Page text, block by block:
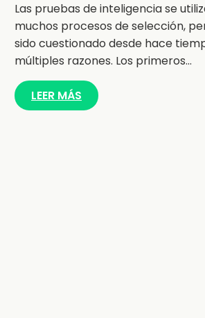
Las pruebas de inteligencia se
muchos procesos de selección,
sido cuestionado desde hace
múltiples razones. Los primeros…
LEER MÁS